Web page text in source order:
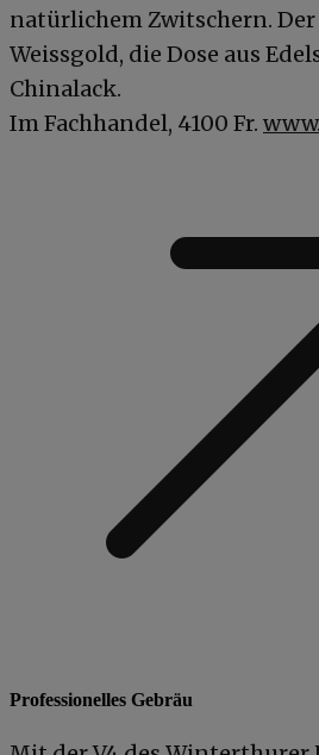
natürlichem Zwitschern. Der
Weissgold, die Dose aus
Chinalack.
Im Fachhandel, 4100 Fr.
Professionelles Gebräu